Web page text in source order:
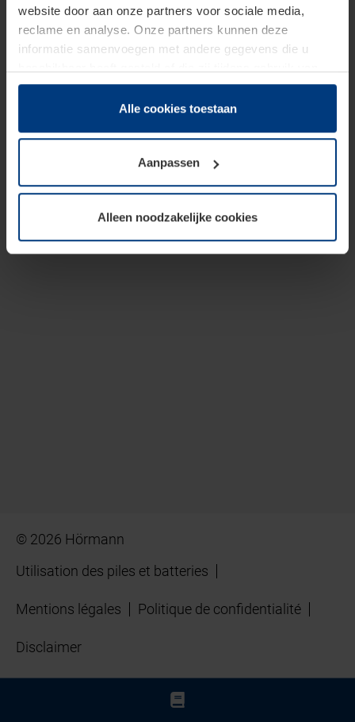
website door aan onze partners voor sociale media,
reclame en analyse. Onze partners kunnen deze
informatie samenvoegen met andere gegevens die u
hun diensten hebben verzameld.
Juridisch hebben wij het recht om cookies op uw
van deze pagina's absoluut vereist is. Voor alle andere
soorten cookies is uw toestemming benodigd. Uw
toestemming kunt u op elk moment bij de uitleg van de
wijzigen of herroepen.
Alle cookies toestaan
Aanpassen
Alleen noodzakelijke cookies
© 2026 Hörmann
Utilisation des piles et batteries
Mentions légales Politique de confidentialité
Disclaimer